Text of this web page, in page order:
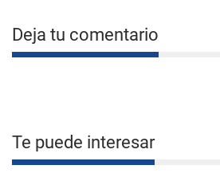
Deja tu comentario
Te puede interesar